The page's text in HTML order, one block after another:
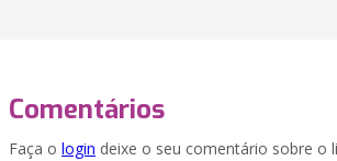
Comentários
Faça o login deixe o seu comentário sobre o